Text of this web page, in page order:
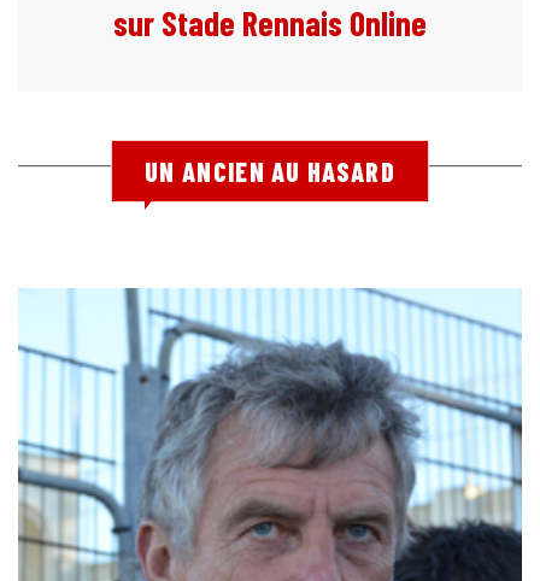
sur Stade Rennais Online
UN ANCIEN AU HASARD